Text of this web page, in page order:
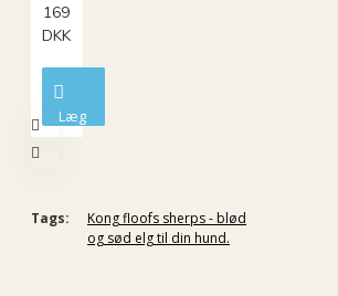
169
DKK
Læg
i
Tags:
Kong floofs sherps - blød
og sød elg til din hund.